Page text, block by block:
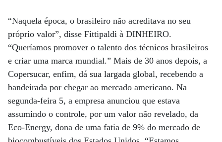
“Naquela época, o brasileiro não acreditava no seu
próprio valor”, disse Fittipaldi à DINHEIRO.
“Queríamos promover o talento dos técnicos brasileiros
e criar uma marca mundial.” Mais de 30 anos depois, a
Copersucar, enfim, dá sua largada global, recebendo a
bandeirada por chegar ao mercado americano. Na
segunda-feira 5, a empresa anunciou que estava
assumindo o controle, por um valor não revelado, da
Eco-Energy, dona de uma fatia de 9% do mercado de